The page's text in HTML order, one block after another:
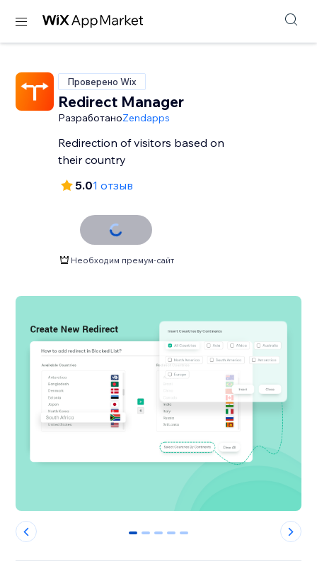
Проверено Wix
Redirect Manager
РазработаноZendapps
Redirection of visitors based on
their country
5.01 отзыв
Необходим премум-сайт
0 1 2 3 4